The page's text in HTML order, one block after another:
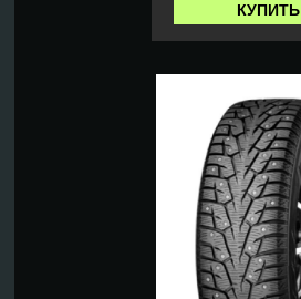
КУПИТЬ